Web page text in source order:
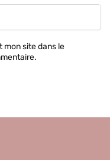
mon site dans le